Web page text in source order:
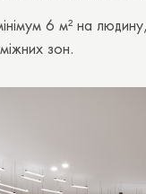
6 м² на
зон.